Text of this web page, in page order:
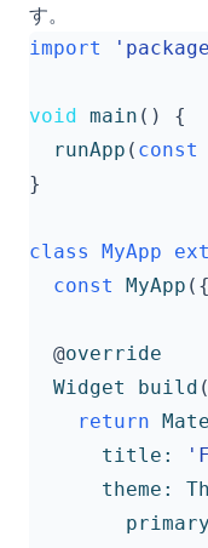
す。
import
void main ()
{
runApp ( const
}
class MyApp
const
MyApp ({
@override
Widget
build (
return
title:
theme: